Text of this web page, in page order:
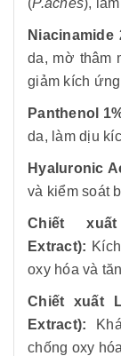
(P.acnes),
Niacinamide
da, mờ thâm
giảm kích
Panthenol
da, làm dịu
Hyaluronic
và kiểm soát
Chiết
Extract):
oxy hóa và
Chiết xuất
Extract):
chống oxy